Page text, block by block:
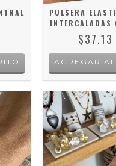
PULSERA
INTERCALADAS
$37.13